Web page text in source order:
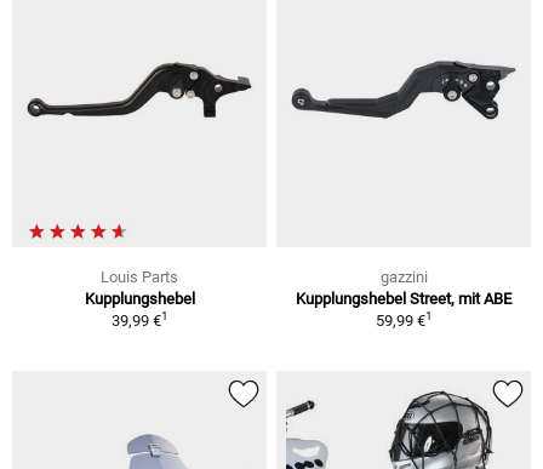
Louis Parts
Kupplungshebel
39,99 €1
gazzini
Kupplungshebel Street, mit ABE
59,99 €1